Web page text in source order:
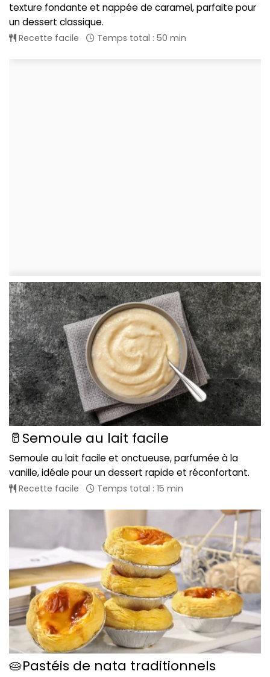
texture fondante et nappée de caramel, parfaite pour
un dessert classique.
Recette facile Temps total : 50 min
🥛Semoule au lait facile
Semoule au lait facile et onctueuse, parfumée à la
vanille, idéale pour un dessert rapide et réconfortant.
Recette facile Temps total : 15 min
🥧Pastéis de nata traditionnels